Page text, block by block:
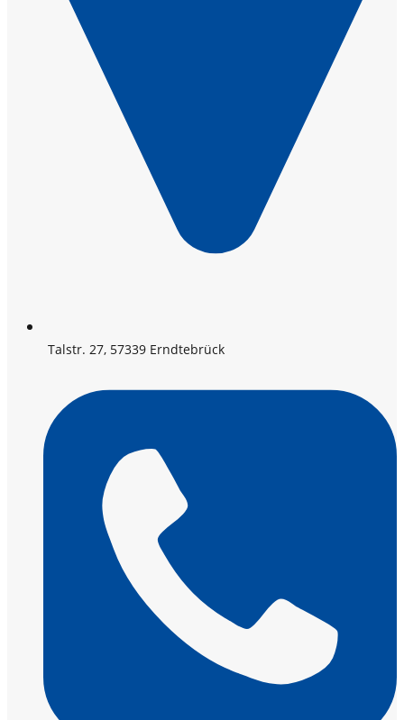
Talstr. 27, 57339 Erndtebrück